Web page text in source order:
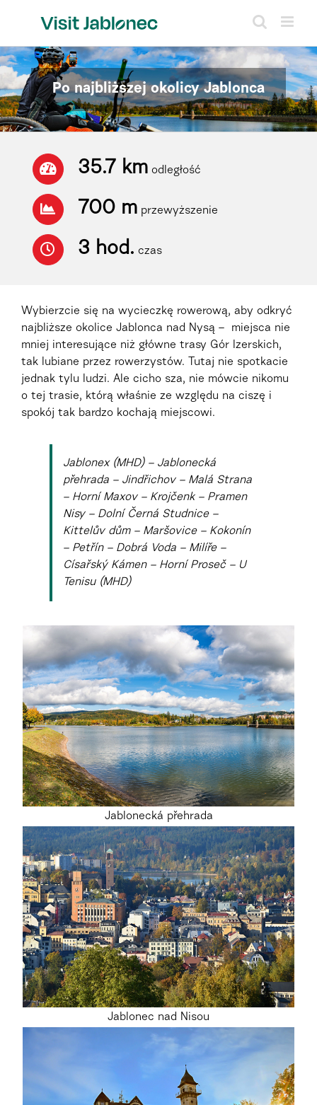
Po najbliższej okolicy Jablonca
35.7 km odległość
700 m przewyższenie
3 hod. czas
Wybierzcie się na wycieczkę rowerową, aby odkryć
najbliższe okolice Jablonca nad Nysą – miejsca nie
mniej interesujące niż główne trasy Gór Izerskich,
tak lubiane przez rowerzystów. Tutaj nie spotkacie
jednak tylu ludzi. Ale cicho sza, nie mówcie nikomu
o tej trasie, którą właśnie ze względu na ciszę i
spokój tak bardzo kochają miejscowi.
Jablonex (MHD) – Jablonecká
přehrada – Jindřichov – Malá Strana
– Horní Maxov – Krojčenk – Pramen
Nisy – Dolní Černá Studnice –
Kittelův dům – Maršovice – Kokonín
– Petřín – Dobrá Voda – Milíře –
Císařský Kámen – Horní Proseč – U
Tenisu (MHD)
Jablonecká přehrada
Jablonec nad Nisou